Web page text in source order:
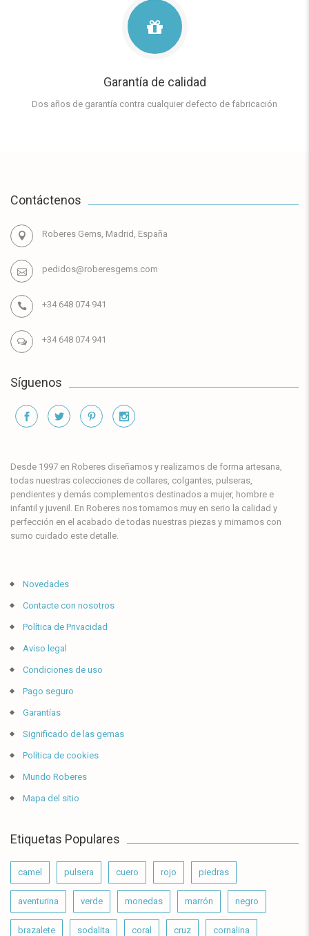
Garantía de calidad
Dos años de garantía contra cualquier defecto de fabricación
Contáctenos
Roberes Gems, Madrid, España
pedidos@roberesgems.com
+34 648 074 941
+34 648 074 941
Síguenos
Desde 1997 en Roberes diseñamos y realizamos de forma artesana,
todas nuestras colecciones de collares, colgantes, pulseras,
pendientes y demás complementos destinados a mujer, hombre e
infantil y juvenil. En Roberes nos tomamos muy en serio la calidad y
perfección en el acabado de todas nuestras piezas y mimamos con
sumo cuidado este detalle.
Información
Novedades
Contacte con nosotros
Política de Privacidad
Aviso legal
Condiciones de uso
Pago seguro
Garantías
Significado de las gemas
Política de cookies
Mundo Roberes
Mapa del sitio
Etiquetas Populares
camel pulsera cuero rojo piedras
aventurina verde monedas marrón negro
brazalete sodalita coral cruz cornalina